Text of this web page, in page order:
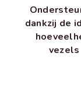
dankzij de
vezels